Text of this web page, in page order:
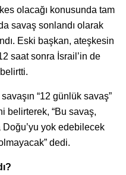
olacağı konusunda tam
savaş sonlandı olarak
Eski başkan, ateşkesin
saat sonra İsrail’in de
“12 günlük savaş”
belirterek, “Bu savaş,
yok edebilecek
dedi.